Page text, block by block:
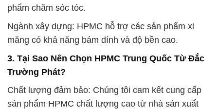
phẩm chăm sóc tóc.
Ngành xây dựng: HPMC hỗ trợ các sản phẩm xi
măng có khả năng bám dính và độ bền cao.
3. Tại Sao Nên Chọn HPMC Trung Quốc Từ Đắc
Trường Phát?
Chất lượng đảm bảo: Chúng tôi cam kết cung cấp
sản phẩm HPMC chất lượng cao từ nhà sản xuất